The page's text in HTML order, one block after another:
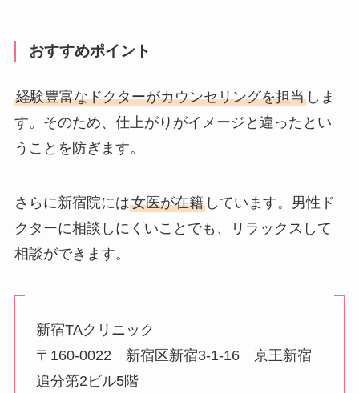
おすすめポイント
経験豊富なドクターがカウンセリングを担当しま
す。そのため、仕上がりがイメージと違ったとい
うことを防ぎます。
さらに新宿院には女医が在籍しています。男性ド
クターに相談しにくいことでも、リラックスして
相談ができます。
新宿TAクリニック
〒160-0022 新宿区新宿3-1-16 京王新宿
追分第2ビル5階